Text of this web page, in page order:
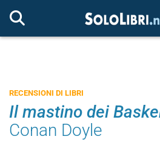
RECENSIONI DI LIBRI
Il mastino dei
Conan Doyle